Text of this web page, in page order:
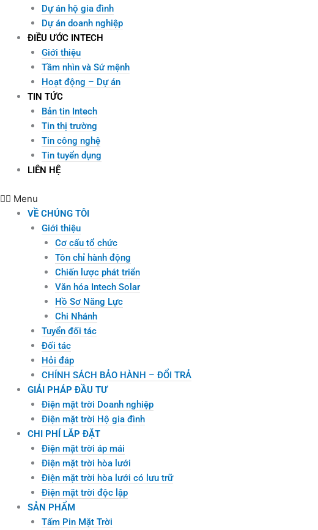
Dự án hộ gia đình
Dự án doanh nghiệp
ĐIỀU ƯỚC INTECH
Giới thiệu
Tầm nhìn và Sứ mệnh
Hoạt động – Dự án
TIN TỨC
Bản tin Intech
Tin thị trường
Tin công nghệ
Tin tuyển dụng
LIÊN HỆ
Menu
VỀ CHÚNG TÔI
Giới thiệu
Cơ cấu tổ chức
Tôn chỉ hành động
Chiến lược phát triển
Văn hóa Intech Solar
Hồ Sơ Năng Lực
Chi Nhánh
Tuyển đối tác
Đối tác
Hỏi đáp
CHÍNH SÁCH BẢO HÀNH – ĐỔI TRẢ
GIẢI PHÁP ĐẦU TƯ
Điện mặt trời Doanh nghiệp
Điện mặt trời Hộ gia đình
CHI PHÍ LẮP ĐẶT
Điện mặt trời áp mái
Điện mặt trời hòa lưới
Điện mặt trời hòa lưới có lưu trữ
Điện mặt trời độc lập
SẢN PHẨM
Tấm Pin Mặt Trời